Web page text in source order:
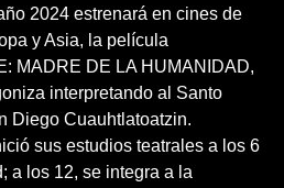
2024 estrenará en cines de
y Asia, la película
MADRE DE LA HUMANIDAD,
interpretando al Santo
Diego Cuauhtlatoatzin.
sus estudios teatrales a los 6
a los 12, se integra a la